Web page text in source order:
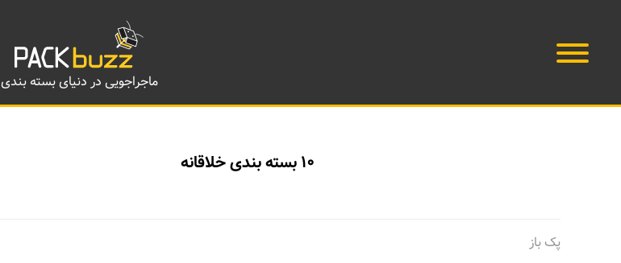
ماجراجویی در دنیای بسته بندی
۱۰ بسته بندی خلاقانه
پک باز